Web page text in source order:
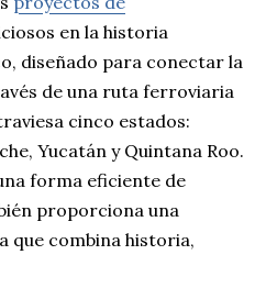
en la historia
diseñado para conectar la
de una ruta ferroviaria
cinco estados:
Yucatán y Quintana Roo.
forma eficiente de
proporciona una
que combina historia,